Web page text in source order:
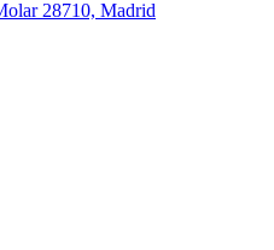
28710, Madrid